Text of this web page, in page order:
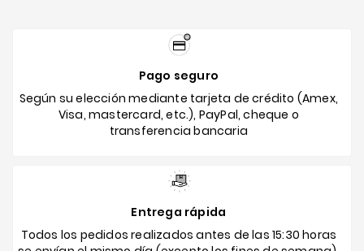
Pago seguro
Según su elección mediante tarjeta de crédito (Amex,
Visa, mastercard, etc.), PayPal, cheque o
transferencia bancaria
Entrega rápida
Todos los pedidos realizados antes de las 15:30 horas